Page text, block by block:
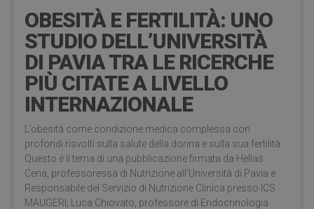
OBESITÀ E FERTILITÀ: UNO
STUDIO DELL’UNIVERSITÀ
DI PAVIA TRA LE RICERCHE
PIÙ CITATE A LIVELLO
INTERNAZIONALE
L’obesità come condizione medica complessa con
profondi risvolti sulla salute della donna e sulla sua fertilità.
Questo è il tema di una pubblicazione firmata da Hellas
Cena, professoressa di Nutrizione all’Università di Pavia e
Responsabile del Servizio di Nutrizione Clinica presso ICS
MAUGERI; Luca Chiovato, professore di Endocrinologia